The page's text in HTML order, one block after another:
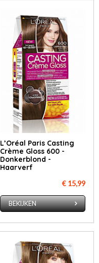
L’Oréal Paris Casting
Crème Gloss 600 -
Donkerblond -
Haarverf
€ 15,99
BEKIJKEN